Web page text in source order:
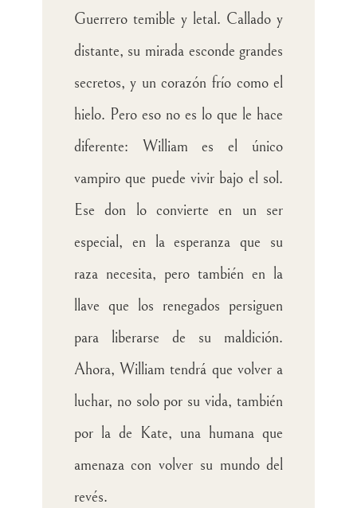
Guerrero temible y letal. Callado y
distante, su mirada esconde grandes
secretos, y un corazón frío como el
hielo. Pero eso no es lo que le hace
diferente: William es el único
vampiro que puede vivir bajo el sol.
Ese don lo convierte en un ser
especial, en la esperanza que su
raza necesita, pero también en la
llave que los renegados persiguen
para liberarse de su maldición.
Ahora, William tendrá que volver a
luchar, no solo por su vida, también
por la de Kate, una humana que
amenaza con volver su mundo del
revés.